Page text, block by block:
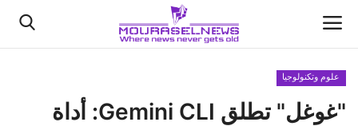
الأخبار
علوم وتكنولوجيا
"غوغل" تطلق Gemini CLI: أداة